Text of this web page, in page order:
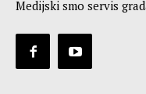
Medijski smo servis